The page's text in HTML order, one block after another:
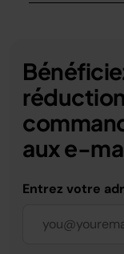
aux e-
Entrez votre